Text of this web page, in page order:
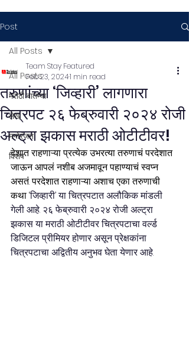
Post
All Posts
मराठी बातम्या
लेख
मनोरंजन
विशेष
All Posts
तरुणांच्या ‘जिव्हारी’ लागणारा
चित्रपट २६ फेब्रुवारी २०२४ रोजी
अल्ट्रा झकास मराठी ओटीटीवर!
Team Stay Featured
Feb 23, 20241 min read
देशात राहणाऱ्या प्रत्येक उभरत्या तरुणाचं परदेशात
जाऊन आपलं नशीब अजमावून पहाण्याचं स्वप्न
असतं. परदेशात राहणाऱ्या अशाच एका तरुणाची
कथा ‘जिव्हारी’ या चित्रपटात अलौकिक मांडली
गेली आहे. २६ फेब्रुवारी २०२४ रोजी अल्ट्रा
झकास या मराठी ओटीटीवर चित्रपटाचा वर्ल्ड
डिजिटल प्रीमियर होणार असून प्रेक्षकांना
चित्रपटाचा अद्वितीय अनुभव घेता येणार आहे.